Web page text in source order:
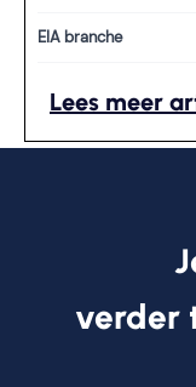
EIA branche
Lees meer
verder